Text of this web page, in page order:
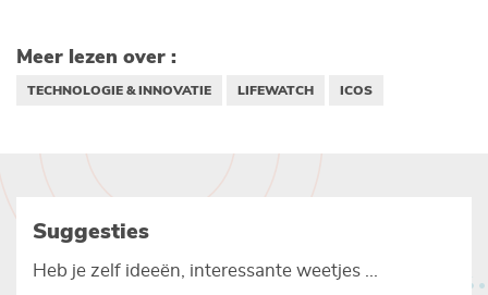
Meer lezen over :
TECHNOLOGIE & INNOVATIE LIFEWATCH ICOS
Suggesties
Heb je zelf ideeën, interessante weetjes ...